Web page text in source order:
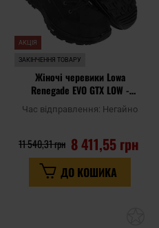
АКЦІЯ
ЗАКІНЧЕННЯ ТОВАРУ
Жіночі черевики Lowa
Renegade EVO GTX LOW -
Black/Black
Час відправлення: Негайно
8 411,55 грн
11 540,31 грн
ДО КОШИКА